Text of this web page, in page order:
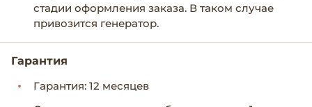
стадии оформления заказа. В таком случае
привозится генератор.
Гарантия
Гарантия: 12 месяцев